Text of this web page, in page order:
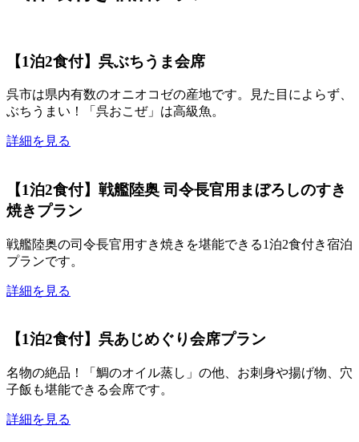
【1泊2食付】呉ぶちうま会席
呉市は県内有数のオニオコゼの産地です。見た目によらず、
ぶちうまい！「呉おこぜ」は高級魚。
詳細を見る
【1泊2食付】戦艦陸奥 司令長官用まぼろしのすき
焼きプラン
戦艦陸奥の司令長官用すき焼きを堪能できる1泊2食付き宿泊
プランです。
詳細を見る
【1泊2食付】呉あじめぐり会席プラン
名物の絶品！「鯛のオイル蒸し」の他、お刺身や揚げ物、穴
子飯も堪能できる会席です。
詳細を見る